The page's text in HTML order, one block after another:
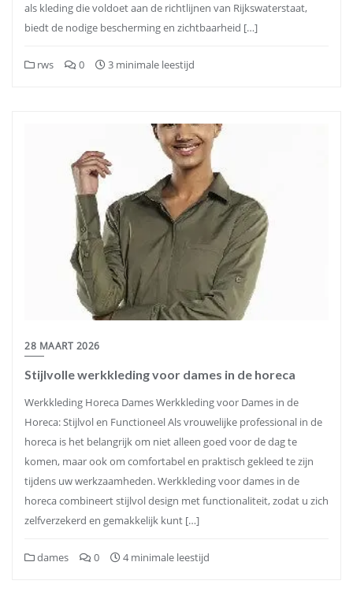
als kleding die voldoet aan de richtlijnen van Rijkswaterstaat,
biedt de nodige bescherming en zichtbaarheid […]
rws 0 3 minimale leestijd
28 MAART 2026
Stijlvolle werkkleding voor dames in de horeca
Werkkleding Horeca Dames Werkkleding voor Dames in de
Horeca: Stijlvol en Functioneel Als vrouwelijke professional in de
horeca is het belangrijk om niet alleen goed voor de dag te
komen, maar ook om comfortabel en praktisch gekleed te zijn
tijdens uw werkzaamheden. Werkkleding voor dames in de
horeca combineert stijlvol design met functionaliteit, zodat u zich
zelfverzekerd en gemakkelijk kunt […]
dames 0 4 minimale leestijd